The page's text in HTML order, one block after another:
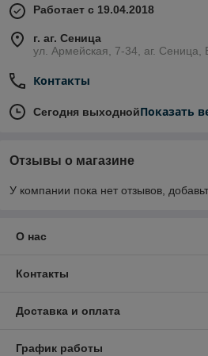
Работает с 19.04.2018
г. аг. Сеница
ул. Армейская, 7-34, аг. Сеница,
Контакты
Сегодня выходнойПоказать
Отзывы о магазине
У компании пока нет отзывов,
О нас
Контакты
Доставка и оплата
График работы